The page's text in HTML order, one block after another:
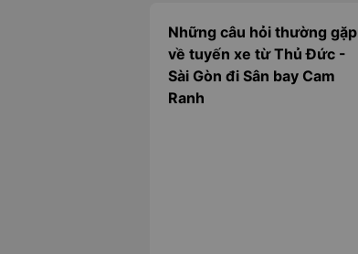
Những câu hỏi thường gặp
về tuyến xe từ Thủ Đức -
Sài Gòn đi Sân bay Cam
Ranh